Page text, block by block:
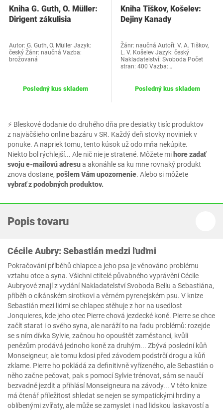
⚡ Bleskové dodanie do druhého dňa pre desiatky tisíc produktov
z najväčšieho online bazáru v SR. Každý deň stovky noviniek v
ponuke. A napriek tomu, tento kúsok už odo mňa nekúpite.
Niekto bol rýchlejší... Ale nič nie je stratené. Môžete mihore zadať
svoju e-mailovú adresua akonáhle sa ku mne rovnaký produkt
znova dostane, pošlem Vám upozornenie. Alebo si môžete
vybrať z podobných produktov.
Kniha G. Guth, O. Müller:
Dirigent zákulisia
Autor: G. Guth, O. Müller Jazyk:
český Žánr: naučná Vazba:
brožovaná
Posledný kus skladem
Kniha Tiškov, Košelev:
Dejiny Kanady
Žánr: naučná Autoři: V. A. Tiškov,
L. V. Košelev Jazyk: český
Nakladatelství: Svoboda Počet
stran: 400 Vazba:…
Posledný kus skladem
Popis tovaru
Cécile Aubry: Sebastián medzi ľuďmi
Pokračování příběhů chlapce a jeho psa je věnováno problému
vztahu otce a syna. Všichni ctitelé půvabného vyprávění Cécile
Aubryové znají z vydání Nakladatelství Svoboda Bellu a Sebastiána,
příběh o cikánském sirotkovi a věrném pyrenejském psu. V knize
Sebastián mezi lidmi se chlapec stěhuje z hor na usedlost
Jonquieres, kde jeho otec Pierre chová jezdecké koně. Pierre se chce
začít starat i o svého syna, ale naráží to na řadu problémů: rozejde
se s ním dívka Sylvie, začnou ho opouštět zaměstanci, kvůli
penězům prodává jednoho koně za druhým... Zbývá poslední kůň
Monseigneur, ale tomu kdosi před závodem podstrčí drogu a kůň
zklame. Pierre ho pokládá za definitivně vyřízeného, ale Sebastián o
něho začne pečovat, pak s pomocí Sylvie trénovat, sám se naučí
bezvadně jezdit a přihlásí Monseigneura na závody... V této knize
má čtenář příležitost shledat se nejen se sympatickými hrdiny a
oblíbenými zvířaty, ale může se zamyslet i nad lidskou laskavostí a